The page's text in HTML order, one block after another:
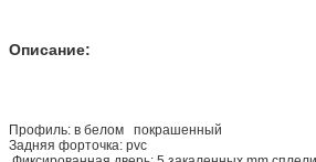
Описание:
Профиль: в белом покрашенный
Задняя форточка: pvc